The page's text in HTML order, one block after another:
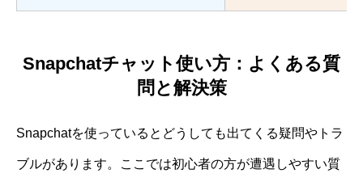
Snapchatチャット使い方：よくある質
問と解決策
Snapchatを使っているとどうしても出てくる疑問やトラ
ブルがあります。ここでは初心者の方が遭遇しやすい質